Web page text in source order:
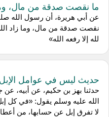
ما نقصت صدقة من مال، وما
عن أبي هريرة، أن رسول الله
نقصت صدقة من مال، وما زاد
لله إلا رفعه الله»
حديث ليس في عوامل
حدثنا بهز بن حكيم، عن أبيه،
الله عليه وسلم يقول: «في كل
لا تفرق إبل عن حسابها، من